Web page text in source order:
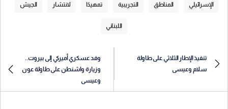
الإسرائيلي المناطق التجريبية تمهيدًا لانتشار الجيش
اللبناني
تنفيذ الإطار الثلاثي على طاولة
سلام وعيسى
وفد عسكري أميركي إلى بيروت..
وزيارة واشنطن على طاولة عون
وعيسى